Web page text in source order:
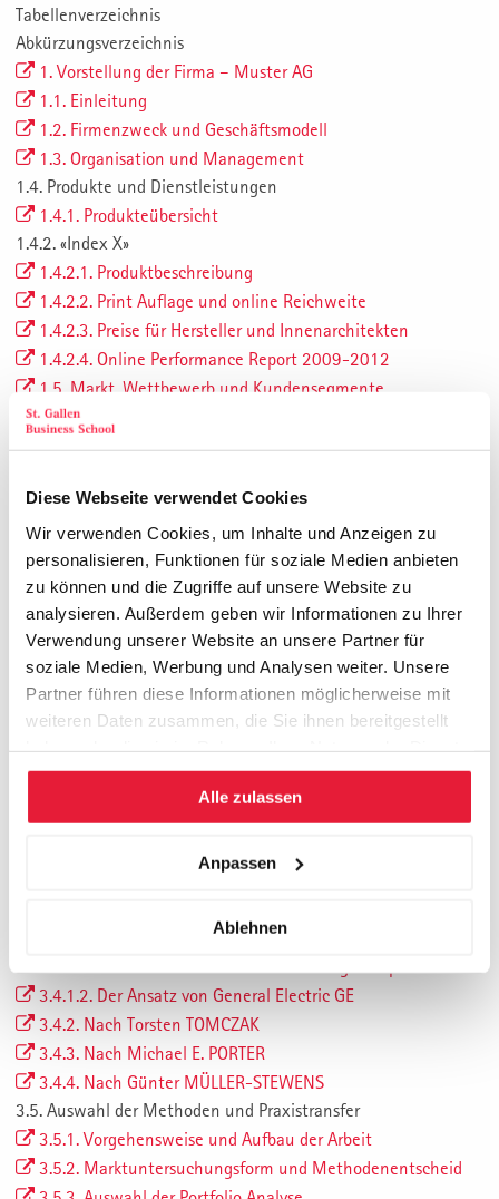
Diese Webseite verwendet Cookies
Wir verwenden Cookies, um Inhalte und Anzeigen zu
personalisieren, Funktionen für soziale Medien anbieten
zu können und die Zugriffe auf unsere Website zu
analysieren. Außerdem geben wir Informationen zu Ihrer
Verwendung unserer Website an unsere Partner für
soziale Medien, Werbung und Analysen weiter. Unsere
Partner führen diese Informationen möglicherweise mit
weiteren Daten zusammen, die Sie ihnen bereitgestellt
gesammelt haben.
Alle zulassen
Anpassen
Ablehnen
Tabellenverzeichnis
Abkürzungsverzeichnis
1. Vorstellung der Firma – Muster AG
1.1. Einleitung
1.2. Firmenzweck und Geschäftsmodell
1.3. Organisation und Management
1.4. Produkte und Dienstleistungen
1.4.1. Produkteübersicht
1.4.2. «Index X»
1.4.2.1. Produktbeschreibung
1.4.2.2. Print Auflage und online Reichweite
1.4.2.3. Preise für Hersteller und Innenarchitekten
1.4.2.4. Online Performance Report 2009-2012
1.5. Markt, Wettbewerb und Kundensegmente
1.6. Finanzen (anonymisiert)
2. Zielsetzung, Vorgehen und Aufbau der Arbeit
2.2. Zielsetzung
2.3. Vorgehen
2.4. Aufbau der Arbeit
2.5. Abgrenzung
3. Marktuntersuchung und Portfolio Analysen – Ein Exkurs
in die Theorie
3.1. Einleitung
3.2. Ansätze für eine Marktuntersuchung
3.3. Kurzer Exkurs zum Thema strategisches Management
3.3.1. Outside-in-Perspektive (Market Based View)
3.3.2. Inside-out Perspektive (Resource Based View)
3.3.3. Fazit zu diesem Exkurs
3.4.1. Nach Philipp KOTLER
3.4.1.2. Der Ansatz von General Electric GE
3.4.2. Nach Torsten TOMCZAK
3.4.3. Nach Michael E. PORTER
3.4.4. Nach Günter MÜLLER-STEWENS
3.5. Auswahl der Methoden und Praxistransfer
3.5.1. Vorgehensweise und Aufbau der Arbeit
3.5.2. Marktuntersuchungsform und Methodenentscheid